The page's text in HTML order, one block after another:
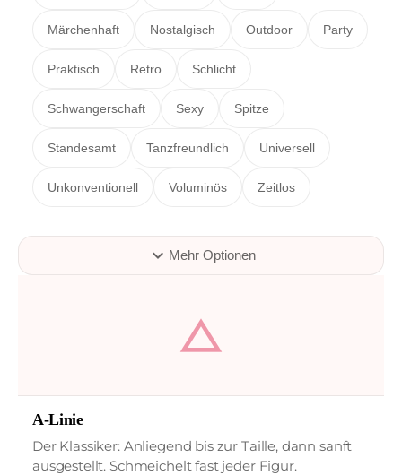
Märchenhaft Nostalgisch Outdoor Party
Praktisch Retro Schlicht
Schwangerschaft Sexy Spitze
Standesamt Tanzfreundlich Universell
Unkonventionell Voluminös Zeitlos
expand_more Mehr Optionen
change_history
A-Linie
Der Klassiker: Anliegend bis zur Taille, dann sanft
ausgestellt. Schmeichelt fast jeder Figur.